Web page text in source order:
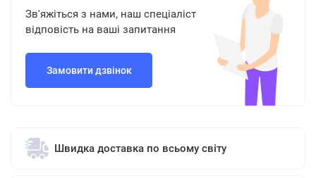
Зв'яжіться з нами, наш спеціаліст
відповість на ваші запитання
Замовити дзвінок
Швидка доставка по всьому світу